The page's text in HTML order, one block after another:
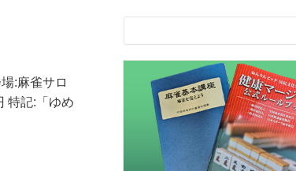
:麻雀サロ
特記:「ゆめ